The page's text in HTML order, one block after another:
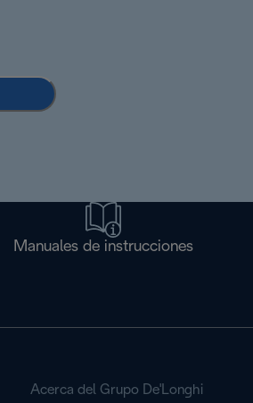
Manuales de instrucciones
Acerca del Grupo De'Longhi